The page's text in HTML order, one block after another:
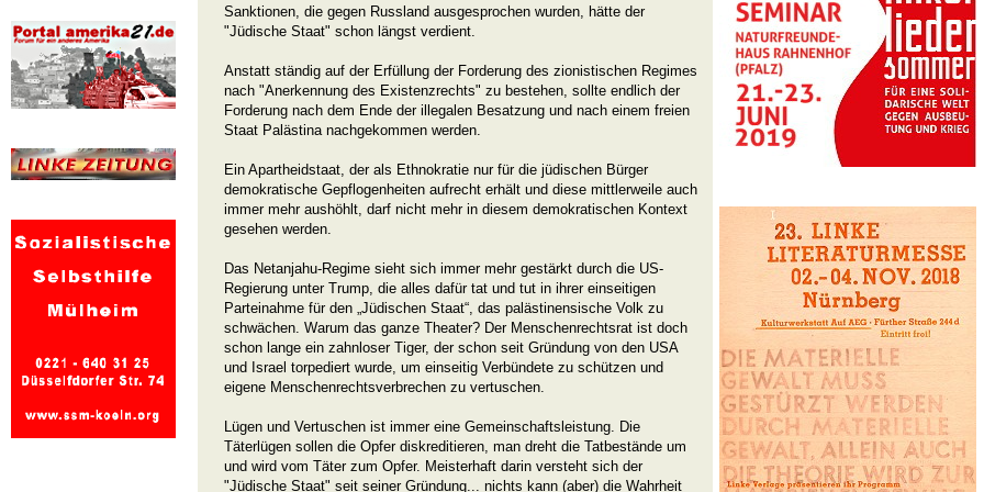
Sanktionen, die gegen Russland ausgesprochen wurden, hätte der
"Jüdische Staat" schon längst verdient.
Anstatt ständig auf der Erfüllung der Forderung des zionistischen Regimes
nach "Anerkennung des Existenzrechts" zu bestehen, sollte endlich der
Forderung nach dem Ende der illegalen Besatzung und nach einem freien
Staat Palästina nachgekommen werden.
Ein Apartheidstaat, der als Ethnokratie nur für die jüdischen Bürger
demokratische Gepflogenheiten aufrecht erhält und diese mittlerweile auch
immer mehr aushöhlt, darf nicht mehr in diesem demokratischen Kontext
gesehen werden.
Das Netanjahu-Regime sieht sich immer mehr gestärkt durch die US-
Regierung unter Trump, die alles dafür tat und tut in ihrer einseitigen
Parteinahme für den „Jüdischen Staat“, das palästinensische Volk zu
schwächen. Warum das ganze Theater? Der Menschenrechtsrat ist doch
schon lange ein zahnloser Tiger, der schon seit Gründung von den USA
und Israel torpediert wurde, um einseitig Verbündete zu schützen und
eigene Menschenrechtsverbrechen zu vertuschen.
Lügen und Vertuschen ist immer eine Gemeinschaftsleistung. Die
Täterlügen sollen die Opfer diskreditieren, man dreht die Tatbestände um
und wird vom Täter zum Opfer. Meisterhaft darin versteht sich der
"Jüdische Staat" seit seiner Gründung... nichts kann (aber) die Wahrheit